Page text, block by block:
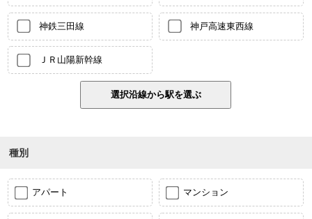
神鉄三田線 神戸高速東西線
ＪＲ山陽新幹線
種別
アパート マンション